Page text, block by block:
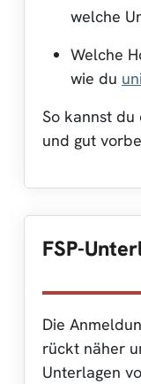
welche
Welche
wie du
So kannst du
und gut
FSP-
Die
rückt näher
Unterlagen